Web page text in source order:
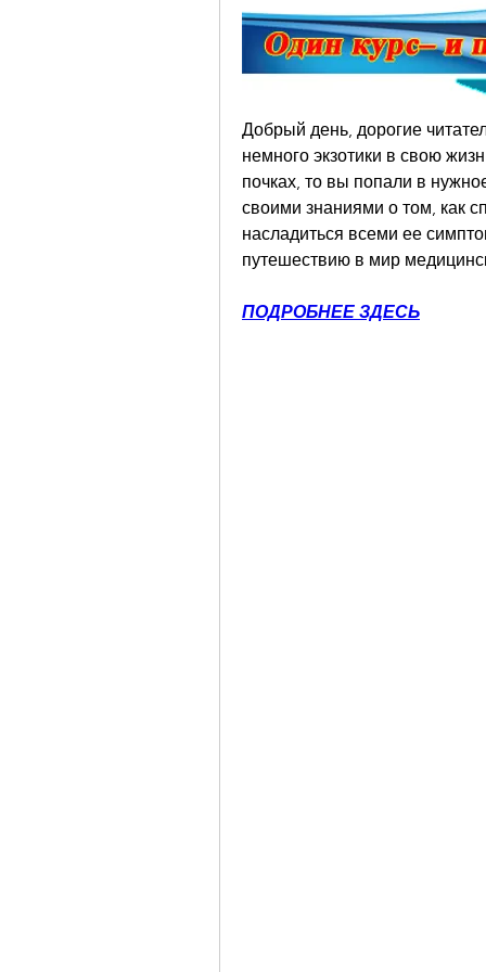
Добрый день, дорогие
немного экзотики в свою
почках, то вы попали в
своими знаниями о том, как
насладиться всеми ее
путешествию в мир
ПОДРОБНЕЕ ЗДЕСЬ